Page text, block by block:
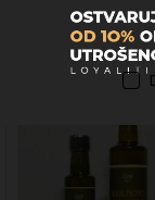
Laneno ulje 250
KM